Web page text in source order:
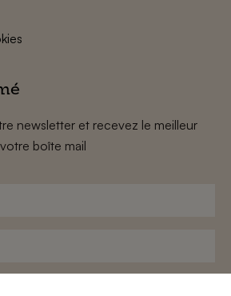
newsletter et recevez le meilleur
boîte mail